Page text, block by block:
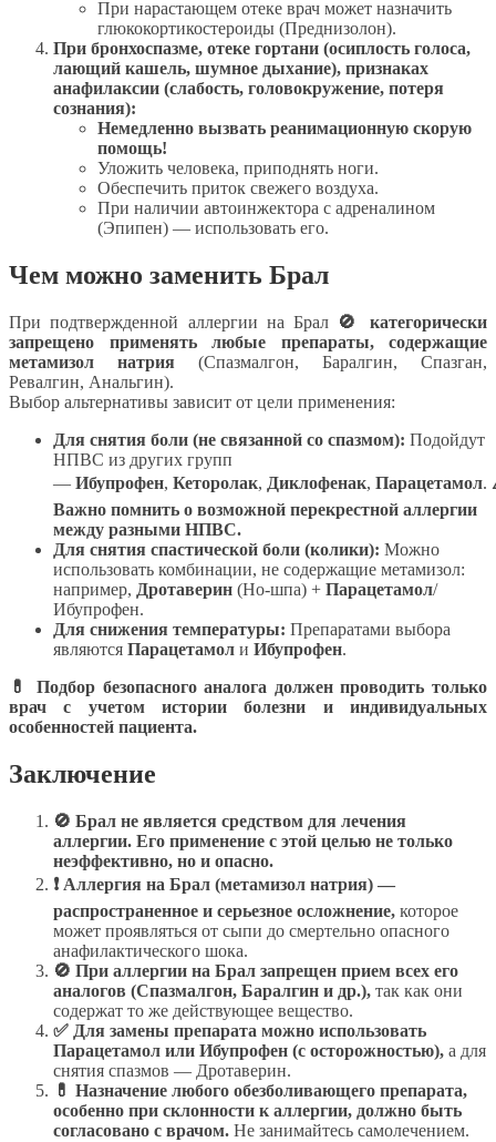
При нарастающем отеке врач может назначить
глюкокортикостероиды (Преднизолон).
При бронхоспазме, отеке гортани (осиплость голоса,
лающий кашель, шумное дыхание), признаках
анафилаксии (слабость, головокружение, потеря
сознания):
Немедленно вызвать реанимационную скорую
помощь!
Уложить человека, приподнять ноги.
Обеспечить приток свежего воздуха.
При наличии автоинжектора с адреналином
(Эпипен) — использовать его.
Чем можно заменить Брал
При подтвержденной аллергии на Брал 🚫 категорически
запрещено применять любые препараты, содержащие
метамизол натрия (Спазмалгон, Баралгин, Спазган,
Ревалгин, Анальгин).
Выбор альтернативы зависит от цели применения:
Для снятия боли (не связанной со спазмом): Подойдут
НПВС из других групп
— Ибупрофен, Кеторолак, Диклофенак, Парацетамол.
Важно помнить о возможной перекрестной аллергии
между разными НПВС.
Для снятия спастической боли (колики): Можно
использовать комбинации, не содержащие метамизол:
например, Дротаверин (Но-шпа) + Парацетамол/
Ибупрофен.
Для снижения температуры: Препаратами выбора
являются Парацетамол и Ибупрофен.
💊 Подбор безопасного аналога должен проводить только
врач с учетом истории болезни и индивидуальных
особенностей пациента.
Заключение
🚫 Брал не является средством для лечения
аллергии. Его применение с этой целью не только
неэффективно, но и опасно.
❗ Аллергия на Брал (метамизол натрия) —
распространенное и серьезное осложнение, которое
может проявляться от сыпи до смертельно опасного
анафилактического шока.
🚫 При аллергии на Брал запрещен прием всех его
аналогов (Спазмалгон, Баралгин и др.), так как они
содержат то же действующее вещество.
✅ Для замены препарата можно использовать
Парацетамол или Ибупрофен (с осторожностью), а для
снятия спазмов — Дротаверин.
💊 Назначение любого обезболивающего препарата,
особенно при склонности к аллергии, должно быть
согласовано с врачом. Не занимайтесь самолечением.